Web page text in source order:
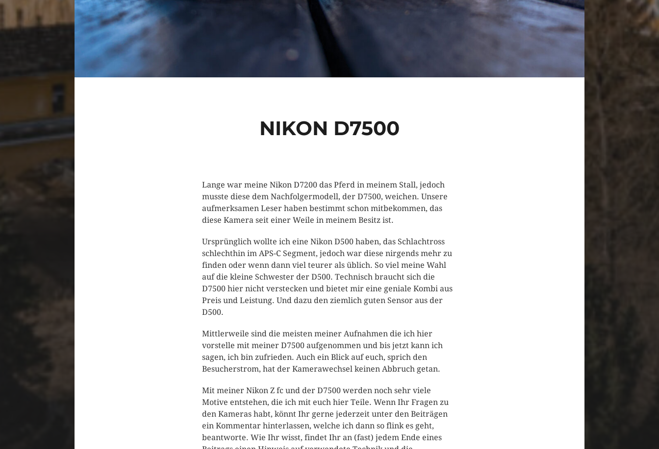
NIKON D7500
Lange war meine Nikon D7200 das Pferd in meinem Stall, jedoch
musste diese dem Nachfolgermodell, der D7500, weichen. Unsere
aufmerksamen Leser haben bestimmt schon mitbekommen, das
diese Kamera seit einer Weile in meinem Besitz ist.
Ursprünglich wollte ich eine Nikon D500 haben, das Schlachtross
schlechthin im APS-C Segment, jedoch war diese nirgends mehr zu
finden oder wenn dann viel teurer als üblich. So viel meine Wahl
auf die kleine Schwester der D500. Technisch braucht sich die
D7500 hier nicht verstecken und bietet mir eine geniale Kombi aus
Preis und Leistung. Und dazu den ziemlich guten Sensor aus der
D500.
Mittlerweile sind die meisten meiner Aufnahmen die ich hier
vorstelle mit meiner D7500 aufgenommen und bis jetzt kann ich
sagen, ich bin zufrieden. Auch ein Blick auf euch, sprich den
Besucherstrom, hat der Kamerawechsel keinen Abbruch getan.
Mit meiner Nikon Z fc und der D7500 werden noch sehr viele
Motive entstehen, die ich mit euch hier Teile. Wenn Ihr Fragen zu
den Kameras habt, könnt Ihr gerne jederzeit unter den Beiträgen
ein Kommentar hinterlassen, welche ich dann so flink es geht,
beantworte. Wie Ihr wisst, findet Ihr an (fast) jedem Ende eines